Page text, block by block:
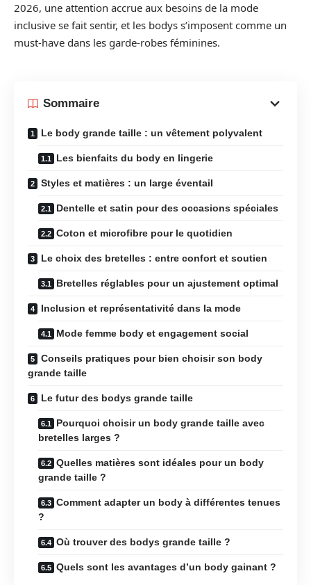
2026, une attention accrue aux besoins de la mode
inclusive se fait sentir, et les bodys s’imposent comme un
must-have dans les garde-robes féminines.
Sommaire
Le body grande taille : un vêtement polyvalent
Les bienfaits du body en lingerie
Styles et matières : un large éventail
Dentelle et satin pour des occasions spéciales
Coton et microfibre pour le quotidien
Le choix des bretelles : entre confort et soutien
Bretelles réglables pour un ajustement optimal
Inclusion et représentativité dans la mode
Mode femme body et engagement social
Conseils pratiques pour bien choisir son body
grande taille
Le futur des bodys grande taille
Pourquoi choisir un body grande taille avec
bretelles larges ?
Quelles matières sont idéales pour un body
grande taille ?
Comment adapter un body à différentes tenues
?
Où trouver des bodys grande taille ?
Quels sont les avantages d’un body gainant ?